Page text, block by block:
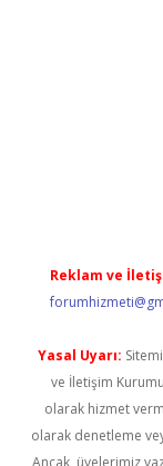
Reklam ve
Yasal Uyarı:
ve İletişim
olarak hizmet
olarak denetleme
Ancak, üyelerimiz